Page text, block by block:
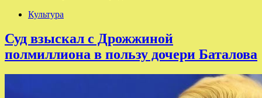
Культура
Суд взыскал с Дрожжиной
полмиллиона в пользу дочери Баталова